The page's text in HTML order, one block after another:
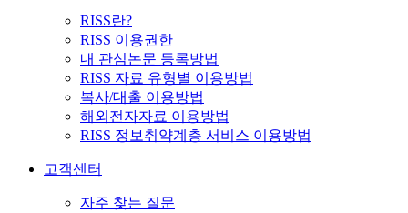
RISS란?
RISS 이용권한
내 관심논문 등록방법
RISS 자료 유형별 이용방법
복사/대출 이용방법
해외전자자료 이용방법
RISS 정보취약계층 서비스 이용방법
고객센터
자주 찾는 질문